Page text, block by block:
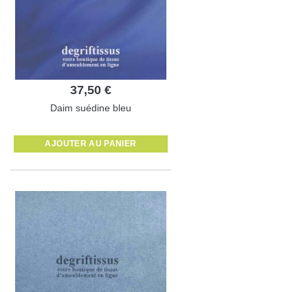
37,50 €
Daim suédine bleu
AJOUTER AU PANIER